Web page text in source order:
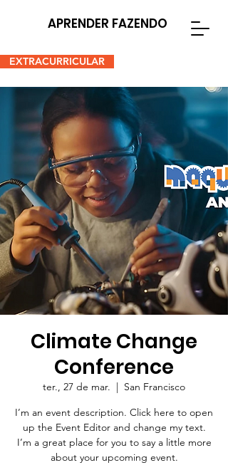
APRENDER FAZENDO
EXTRACURRICULAR
Climate Change
Conference
ter., 27 de mar.
  |
San Francisco
I’m an event description. Click here to open
up the Event Editor and change my text.
I’m a great place for you to say a little more
about your upcoming event.